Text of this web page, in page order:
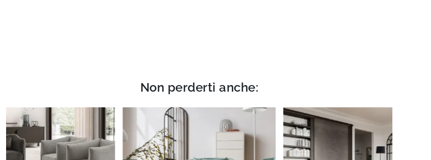
Non perderti anche: